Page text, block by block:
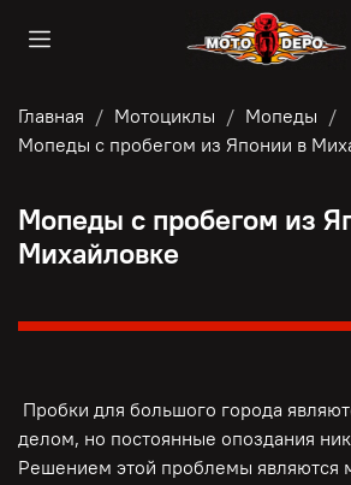
Главная Мотоциклы
Мопеды
Мопеды с пробегом из Японии в
Мопеды с пробегом из
Михайловке
Пробки для большого города
делом, но постоянные опоздания
Решением этой проблемы являются